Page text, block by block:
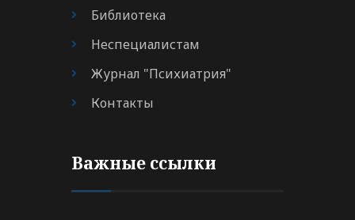
Библиотека
Неспециалистам
Журнал "Психиатрия"
Контакты
Важные ссылки